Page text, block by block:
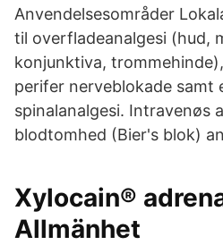
Anvendelsesområder
til overfladeanalgesi (hud,
konjunktiva,
perifer nerveblokade samt
spinalanalgesi. Intravenøs
blodtomhed (Bier's blok)
Xylocain®
Allmänhet